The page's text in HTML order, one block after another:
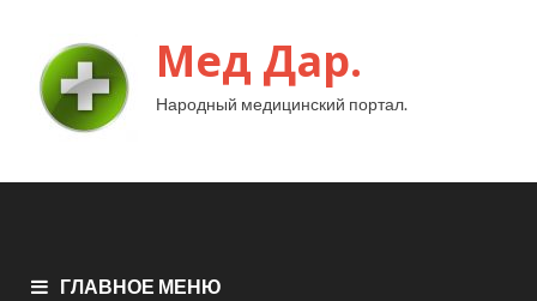
Мед Дар.
Народный медицинский портал.
ГЛАВНОЕ МЕНЮ